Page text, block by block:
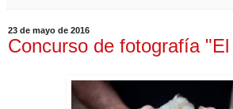
23 de mayo de 2016
Concurso de fotografía